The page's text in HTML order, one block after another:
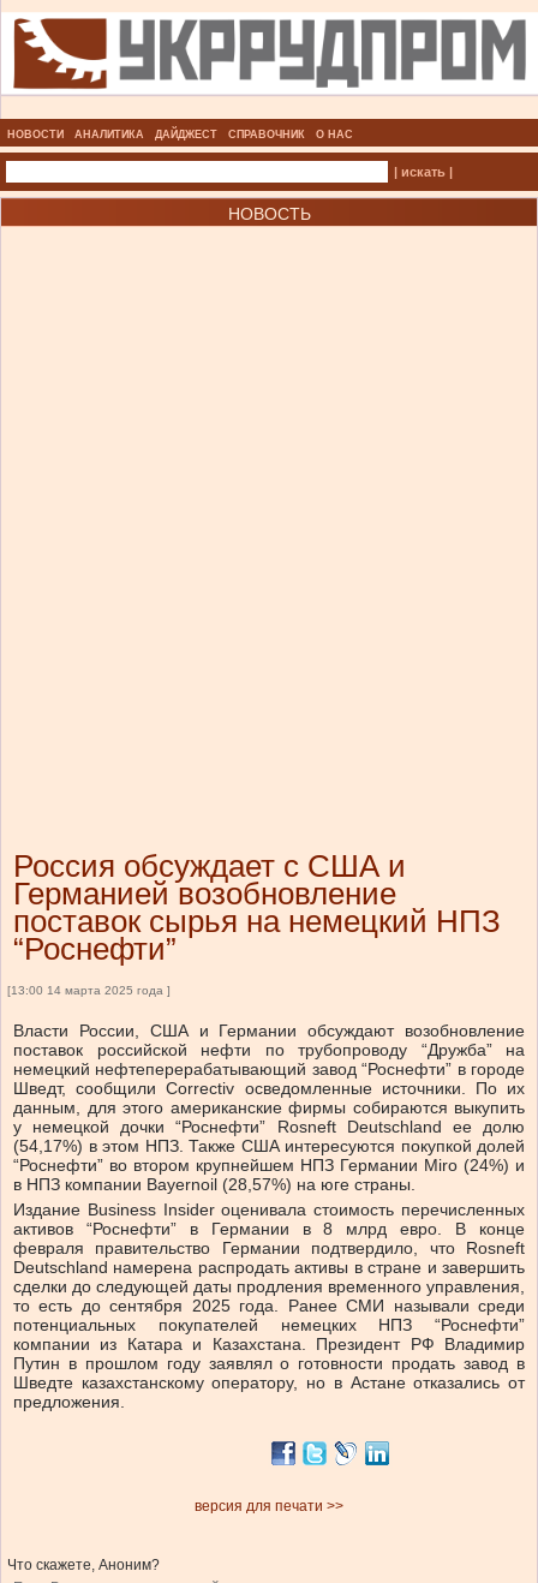
НОВОСТИ АНАЛИТИКА ДАЙДЖЕСТ СПРАВОЧНИК О НАС
| искать |
НОВОСТЬ
Россия обсуждает с США и
Германией возобновление
поставок сырья на немецкий НПЗ
“Роснефти”
[13:00 14 марта 2025 года ]
Власти России, США и Германии обсуждают возобновление
поставок российской нефти по трубопроводу “Дружба” на
немецкий нефтеперерабатывающий завод “Роснефти” в городе
Шведт, сообщили Correctiv осведомленные источники. По их
данным, для этого американские фирмы собираются выкупить
у немецкой дочки “Роснефти” Rosneft Deutschland ее долю
(54,17%) в этом НПЗ. Также США интересуются покупкой долей
“Роснефти” во втором крупнейшем НПЗ Германии Miro (24%) и
в НПЗ компании Bayernoil (28,57%) на юге страны.
Издание Business Insider оценивала стоимость перечисленных
активов “Роснефти” в Германии в 8 млрд евро. В конце
февраля правительство Германии подтвердило, что Rosneft
Deutschland намерена распродать активы в стране и завершить
сделки до следующей даты продления временного управления,
то есть до сентября 2025 года. Ранее СМИ называли среди
потенциальных покупателей немецких НПЗ “Роснефти”
компании из Катара и Казахстана. Президент РФ Владимир
Путин в прошлом году заявлял о готовности продать завод в
Шведте казахстанскому оператору, но в Астане отказались от
предложения.
версия для печати >>
Что скажете, Аноним?